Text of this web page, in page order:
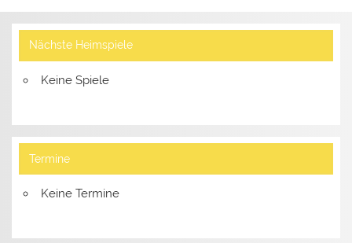
Nächste Heimspiele
Keine Spiele
Termine
Keine Termine